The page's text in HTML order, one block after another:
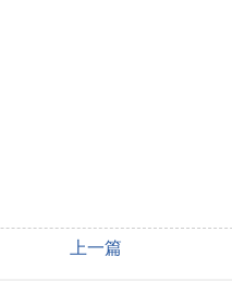
上一篇